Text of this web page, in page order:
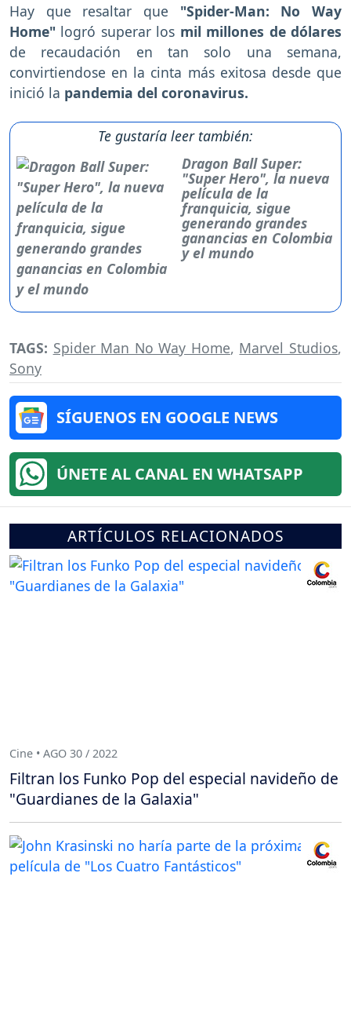
Hay que resaltar que "Spider-Man: No Way
Home" logró superar los mil millones de dólares
de recaudación en tan solo una semana,
convirtiendose en la cinta más exitosa desde que
inició la pandemia del coronavirus.
Te gustaría leer también:
Dragon Ball Super:
"Super Hero", la nueva
película de la
franquicia, sigue
generando grandes
ganancias en Colombia
y el mundo
TAGS: Spider Man No Way Home, Marvel Studios,
Sony
SÍGUENOS EN GOOGLE NEWS
ÚNETE AL CANAL EN WHATSAPP
ARTÍCULOS RELACIONADOS
Cine • AGO 30 / 2022
Filtran los Funko Pop del especial navideño de
"Guardianes de la Galaxia"